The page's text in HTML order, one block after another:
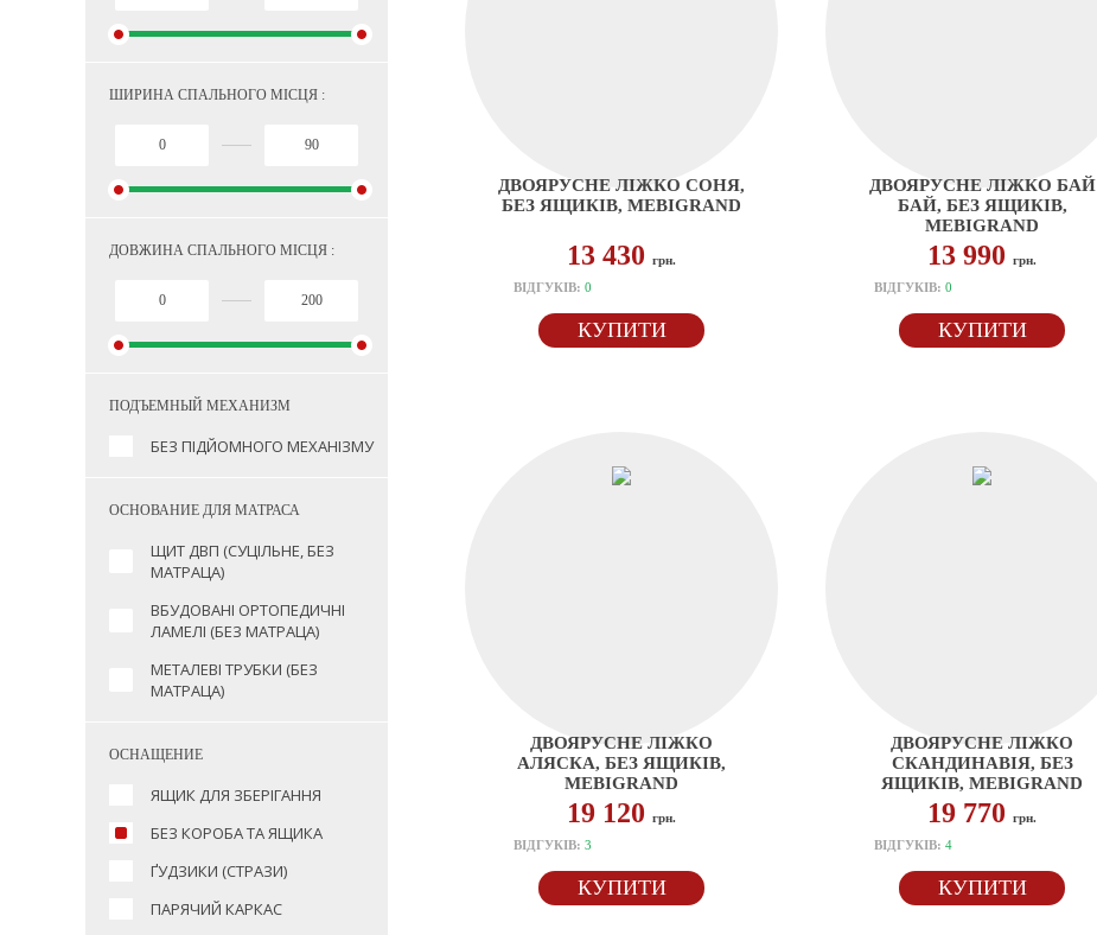
ШИРИНА СПАЛЬНОГО МІСЦЯ :
ДОВЖИНА СПАЛЬНОГО МІСЦЯ :
ПОДЪЕМНЫЙ МЕХАНИЗМ
БЕЗ ПІДЙОМНОГО МЕХАНІЗМУ
ОСНОВАНИЕ ДЛЯ МАТРАСА
ЩИТ ДВП (СУЦІЛЬНЕ, БЕЗ
МАТРАЦА)
ВБУДОВАНІ ОРТОПЕДИЧНІ
ЛАМЕЛІ (БЕЗ МАТРАЦА)
МЕТАЛЕВІ ТРУБКИ (БЕЗ
МАТРАЦА)
ОСНАЩЕНИЕ
ЯЩИК ДЛЯ ЗБЕРІГАННЯ
БЕЗ КОРОБА ТА ЯЩИКА
ҐУДЗИКИ (СТРАЗИ)
ПАРЯЧИЙ КАРКАС
ДВОЯРУСНЕ ЛІЖКО СОНЯ,
БЕЗ ЯЩИКІВ, MEBIGRAND
13 430 грн.
ВІДГУКІВ: 0
КУПИТИ
ДВОЯРУСНЕ ЛІЖКО БАЙ
БАЙ, БЕЗ ЯЩИКІВ,
MEBIGRAND
13 990 грн.
ВІДГУКІВ: 0
КУПИТИ
ДВОЯРУСНЕ ЛІЖКО
АЛЯСКА, БЕЗ ЯЩИКІВ,
MEBIGRAND
19 120 грн.
ВІДГУКІВ: 3
КУПИТИ
ДВОЯРУСНЕ ЛІЖКО
СКАНДИНАВІЯ, БЕЗ
ЯЩИКІВ, MEBIGRAND
19 770 грн.
ВІДГУКІВ: 4
КУПИТИ